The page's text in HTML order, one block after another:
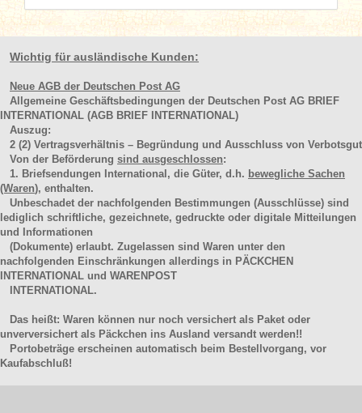
Wichtig für ausländische Kunden:
Neue AGB der Deutschen Post AG
Allgemeine Geschäftsbedingungen der Deutschen Post AG BRIEF
INTERNATIONAL (AGB BRIEF INTERNATIONAL)
Auszug:
2 (2) Vertragsverhältnis – Begründung und Ausschluss von Verbotsgut
Von der Beförderung sind ausgeschlossen:
1. Briefsendungen International, die Güter, d.h. bewegliche Sachen
(Waren), enthalten.
Unbeschadet der nachfolgenden Bestimmungen (Ausschlüsse) sind
lediglich schriftliche, gezeichnete, gedruckte oder digitale Mitteilungen
und Informationen
(Dokumente) erlaubt. Zugelassen sind Waren unter den
nachfolgenden Einschränkungen allerdings in PÄCKCHEN
INTERNATIONAL und WARENPOST
INTERNATIONAL.
Das heißt: Waren können nur noch versichert als Paket oder
unverversichert als Päckchen ins Ausland versandt werden!!
Portobeträge erscheinen automatisch beim Bestellvorgang, vor
Kaufabschluß!